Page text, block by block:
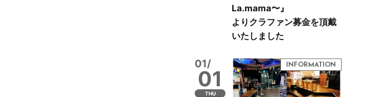
La.mama〜』
よりクラファン募金を頂戴
いたしました
01/
01
THU